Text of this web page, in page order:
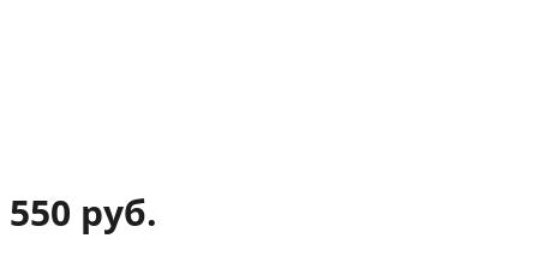
550 руб.